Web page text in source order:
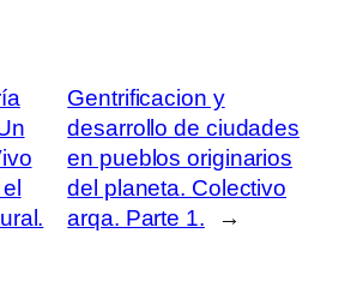
Gentrificacion y
desarrollo de ciudades
en pueblos originarios
del planeta. Colectivo
arqa. Parte 1.
→